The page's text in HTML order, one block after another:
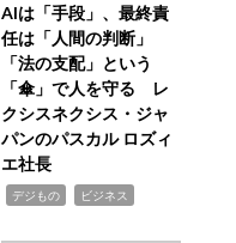
AIは「手段」、最終責
任は「人間の判断」
「法の支配」という
「傘」で人を守る レ
クシスネクシス・ジャ
パンのパスカル ロズィ
エ社長
デジもの ビジネス